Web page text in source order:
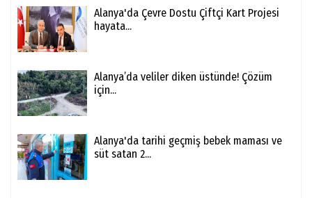
Alanya'da Çevre Dostu Çiftçi Kart Projesi
hayata...
Alanya’da veliler diken üstünde! Çözüm
için...
Alanya'da tarihi geçmiş bebek maması ve
süt satan 2...